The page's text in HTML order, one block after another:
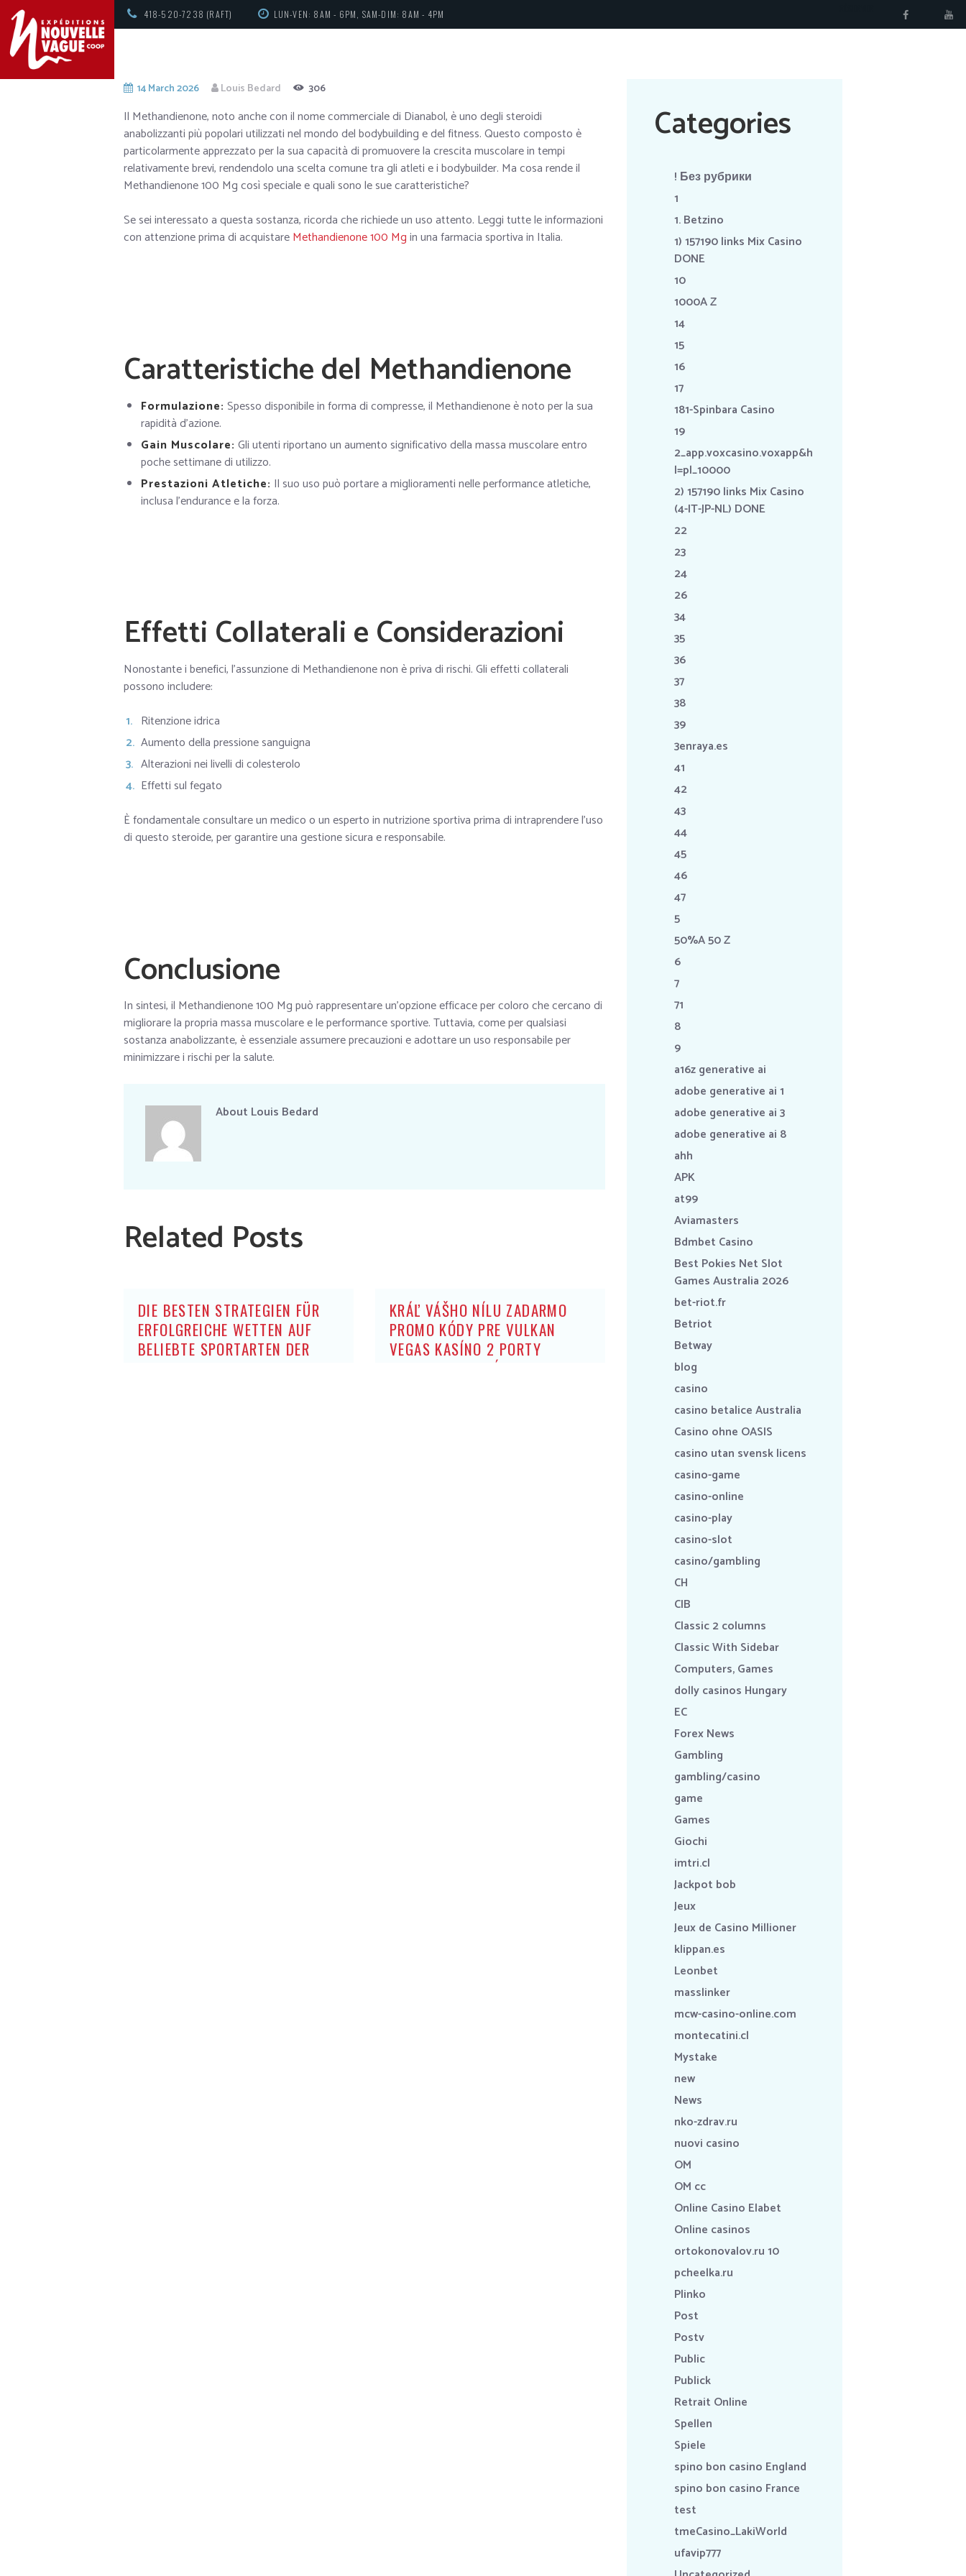
418-520-7238 (RAFT) LUN-VEN: 8AM - 6PM, SAM-DIM: 8AM - 4PM
14 March 2026 Louis Bedard 306
Il Methandienone, noto anche con il nome commerciale di Dianabol, è uno degli steroidi
anabolizzanti più popolari utilizzati nel mondo del bodybuilding e del fitness. Questo composto è
particolarmente apprezzato per la sua capacità di promuovere la crescita muscolare in tempi
relativamente brevi, rendendolo una scelta comune tra gli atleti e i bodybuilder. Ma cosa rende il
Methandienone 100 Mg così speciale e quali sono le sue caratteristiche?
Se sei interessato a questa sostanza, ricorda che richiede un uso attento. Leggi tutte le informazioni
con attenzione prima di acquistareMethandienone 100 Mgin una farmacia sportiva in Italia.
Caratteristiche del Methandienone
Formulazione: Spesso disponibile in forma di compresse, il Methandienone è noto per la sua
rapidità d’azione.
Gain Muscolare: Gli utenti riportano un aumento significativo della massa muscolare entro
poche settimane di utilizzo.
Prestazioni Atletiche: Il suo uso può portare a miglioramenti nelle performance atletiche,
inclusa l’endurance e la forza.
Effetti Collaterali e Considerazioni
Nonostante i benefici, l’assunzione di Methandienone non è priva di rischi. Gli effetti collaterali
possono includere:
Ritenzione idrica
Aumento della pressione sanguigna
Alterazioni nei livelli di colesterolo
Effetti sul fegato
È fondamentale consultare un medico o un esperto in nutrizione sportiva prima di intraprendere l’uso
di questo steroide, per garantire una gestione sicura e responsabile.
Conclusione
In sintesi, il Methandienone 100 Mg può rappresentare un’opzione efficace per coloro che cercano di
migliorare la propria massa muscolare e le performance sportive. Tuttavia, come per qualsiasi
sostanza anabolizzante, è essenziale assumere precauzioni e adottare un uso responsabile per
minimizzare i rischi per la salute.
About Louis Bedard
Related Posts
DIE BESTEN STRATEGIEN FÜR
ERFOLGREICHE WETTEN AUF
BELIEBTE SPORTARTEN DER
KRÁĽ VÁŠHO NÍLU ZADARMO
PROMO KÓDY PRE VULKAN
VEGAS KASÍNO 2 PORTY
ZADARMO: BEZ ZÍSKANIA HRY
Categories
! Без рубрики
1
1. Betzino
1) 157190 links Mix Casino
DONE
10
1000A Z
14
15
16
17
181-Spinbara Casino
19
2_app.voxcasino.voxapp&h
l=pl_10000
2) 157190 links Mix Casino
(4-IT-JP-NL) DONE
22
23
24
26
34
35
36
37
38
39
3enraya.es
41
42
43
44
45
46
47
5
50%A 50 Z
6
7
71
8
9
a16z generative ai
adobe generative ai 1
adobe generative ai 3
adobe generative ai 8
ahh
APK
at99
Aviamasters
Bdmbet Casino
Best Pokies Net Slot
Games Australia 2026
bet-riot.fr
Betriot
Betway
blog
casino
casino betalice Australia
Casino ohne OASIS
casino utan svensk licens
casino-game
casino-online
casino-play
casino-slot
casino/gambling
CH
CIB
Classic 2 columns
Classic With Sidebar
Computers, Games
dolly casinos Hungary
EC
Forex News
Gambling
gambling/casino
game
Games
Giochi
imtri.cl
Jackpot bob
Jeux
Jeux de Casino Millioner
klippan.es
Leonbet
masslinker
mcw-casino-online.com
montecatini.cl
Mystake
new
News
nko-zdrav.ru
nuovi casino
OM
OM cc
Online Casino Elabet
Online casinos
ortokonovalov.ru 10
pcheelka.ru
Plinko
Post
Postv
Public
Publick
Retrait Online
Spellen
Spiele
spino bon casino England
spino bon casino France
test
tmeCasino_LakiWorld
ufavip777